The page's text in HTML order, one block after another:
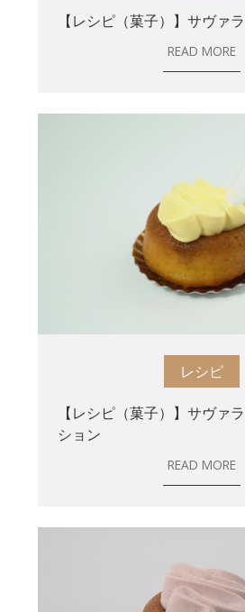
【レシピ（菓子）】サヴァ
READ MORE
レシピ
【レシピ（菓子）】サヴァ
ション
READ MORE